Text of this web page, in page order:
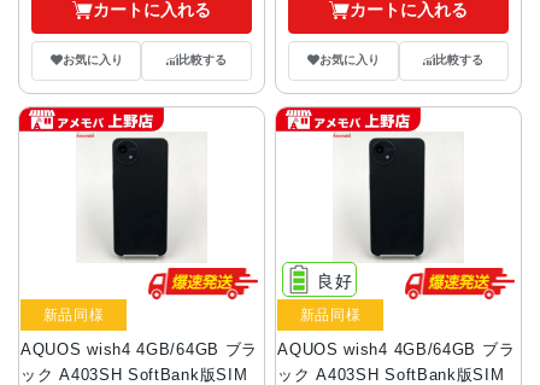
カートに入れる
お気に入り 比較する
カートに入れる
お気に入り 比較する
AQUOS wish4 4GB/64GB ブラ
ック A403SH SoftBank版SIM
新品同様
AQUOS wish4 4GB/64GB ブラ
ック A403SH SoftBank版SIM
良好
新品同様